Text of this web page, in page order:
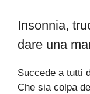
Insonnia,
dare una
Succede a tutti
Che sia colpa